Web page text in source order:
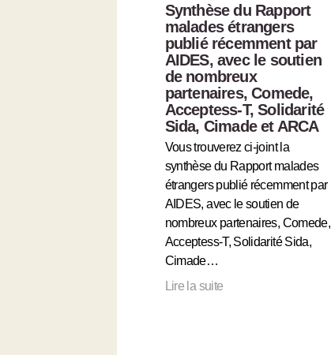
Synthèse du Rapport
malades étrangers
publié récemment par
AIDES, avec le soutien
de nombreux
partenaires, Comede,
Acceptess-T, Solidarité
Sida, Cimade et ARCA
Vous trouverez ci-joint la
synthèse du Rapport malades
étrangers publié récemment par
AIDES, avec le soutien de
nombreux partenaires, Comede,
Acceptess-T, Solidarité Sida,
Cimade…
Lire la suite